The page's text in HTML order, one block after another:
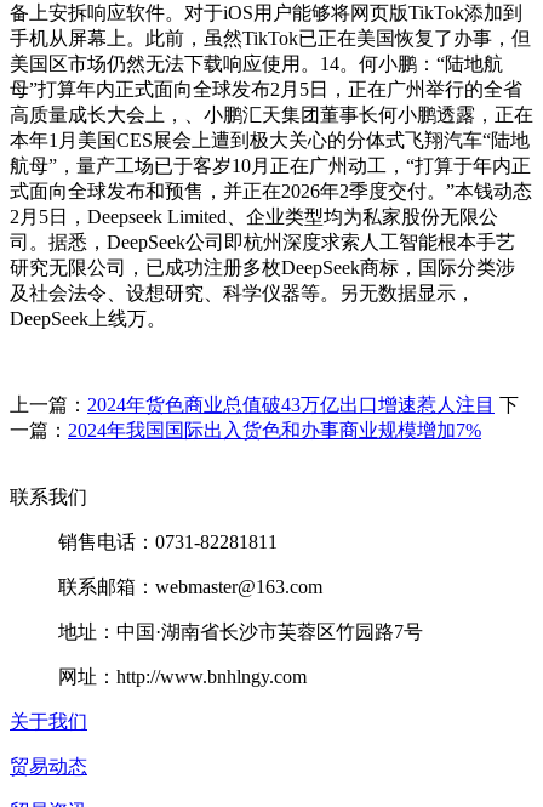
备上安拆响应软件。对于iOS用户能够将网页版TikTok添加到
手机从屏幕上。此前，虽然TikTok已正在美国恢复了办事，但
美国区市场仍然无法下载响应使用。14。何小鹏：“陆地航
母”打算年内正式面向全球发布2月5日，正在广州举行的全省
高质量成长大会上，、小鹏汇天集团董事长何小鹏透露，正在
本年1月美国CES展会上遭到极大关心的分体式飞翔汽车“陆地
航母”，量产工场已于客岁10月正在广州动工，“打算于年内正
式面向全球发布和预售，并正在2026年2季度交付。”本钱动态
2月5日，Deepseek Limited、企业类型均为私家股份无限公
司。据悉，DeepSeek公司即杭州深度求索人工智能根本手艺
研究无限公司，已成功注册多枚DeepSeek商标，国际分类涉
及社会法令、设想研究、科学仪器等。另无数据显示，
DeepSeek上线万。
上一篇： 2024年货色商业总值破43万亿出口增速惹人注目 下
一篇： 2024年我国国际出入货色和办事商业规模增加7%
联系我们
销售电话：0731-82281811
联系邮箱：webmaster@163.com
地址：中国·湖南省长沙市芙蓉区竹园路7号
网址：http://www.bnhlngy.com
关于我们
贸易动态